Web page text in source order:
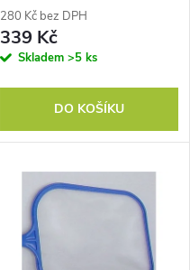
280 Kč bez DPH
339 Kč
Skladem >5 ks
DO KOŠÍKU